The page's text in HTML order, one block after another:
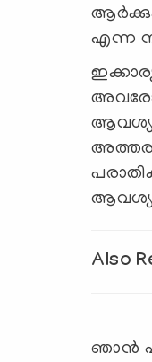
ആർക്കും
എന്ന
അവരോട്
Also
ഞാന്‍